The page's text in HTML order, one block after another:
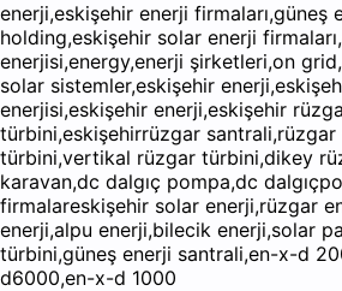
enerji,eskişehir enerji firmaları,güneş
holding,eskişehir solar enerji
enerjisi,energy,enerji şirketleri,on
solar sistemler,eskişehir
enerjisi,eskişehir enerji,eskişehir
türbini,eskişehirrüzgar
türbini,vertikal rüzgar türbini,dikey
karavan,dc dalgıç pompa,dc
firmalareskişehir solar enerji,rüzgar
enerji,alpu enerji,bilecik enerji,solar
türbini,güneş enerji santrali,en-x-d
d6000,en-x-d 1000